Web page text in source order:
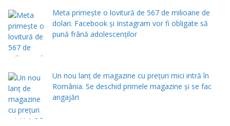
Meta primește o lovitură de 567 de milioane de
dolari. Facebook și Instagram vor fi obligate să
pună frână adolescenților
Un nou lanț de magazine cu prețuri mici intră în
România. Se deschid primele magazine și se fac
angajări